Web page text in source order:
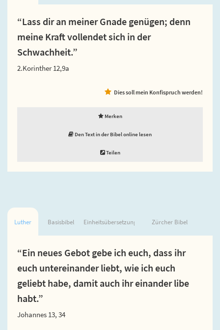
“Lass dir an meiner Gnade genügen; denn
meine Kraft vollendet sich in der
Schwachheit.”
2.Korinther 12,9a
Dies soll mein Konfispruch werden!
Merken
Den Text in der Bibel online lesen
Teilen
Luther Basisbibel Einheitsübersetzung Zürcher Bibel
“Ein neues Gebot gebe ich euch, dass ihr
euch untereinander liebt, wie ich euch
geliebt habe, damit auch ihr einander libe
habt.”
Johannes 13, 34